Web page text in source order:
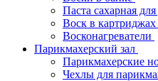
Паста сахарная
Воск в
Восконагреватели
Парикмахерский зал
Парикмахерские
Чехлы для